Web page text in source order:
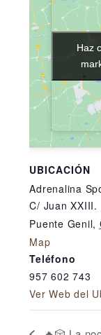
UBICACIÓN
Adrenalina
C/ Juan XXIII.
Puente Genil,
Map
Teléfono
957 602 743
Ver Web del
Haz
Haz